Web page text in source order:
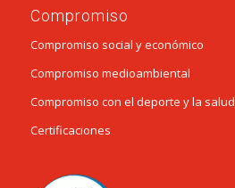
Compromiso
Compromiso social y económico
Compromiso medioambiental
Compromiso con el deporte y la salud
Certificaciones